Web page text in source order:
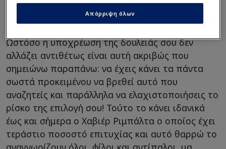
Ωστόσο η υποχρέωση της δουλειάς σου δεν
αλλάζει αντιθέτως είναι αυτή ακριβώς που
σημειώνω παραπάνω: να έχεις κάνει τα πάντα
σωστά προκειμένου να βρεθεί αυτό που
αναζητείς και παράλληλα να ελαχιστοποιήσεις το
ρίσκο της επιλογή σου! Τούτο το κάνει ιδανικά
έως και σήμερα ο Χαβιέρ Ριμπάλτα ο οποίος έχει
τεράστιο ποσοστό επιτυχίας και αυτό θαρρώ το
Απόρριψη όλων